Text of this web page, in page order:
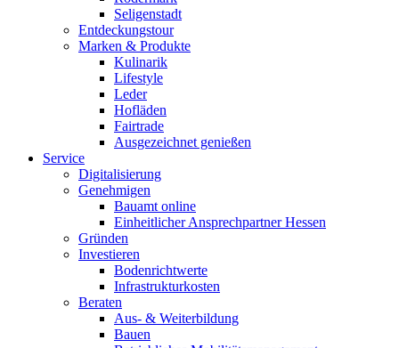
Seligenstadt
Entdeckungstour
Marken & Produkte
Kulinarik
Lifestyle
Leder
Hofläden
Fairtrade
Ausgezeichnet genießen
Service
Digitalisierung
Genehmigen
Bauamt online
Einheitlicher Ansprechpartner Hessen
Gründen
Investieren
Bodenrichtwerte
Infrastrukturkosten
Beraten
Aus- & Weiterbildung
Bauen